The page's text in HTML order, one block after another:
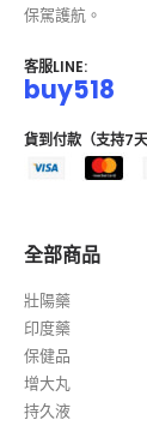
保駕護航。
客服LINE:
buy518
貨到付款（支持7
全部商品
壯陽藥
印度藥
保健品
增大丸
持久液